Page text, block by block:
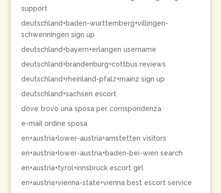
support
deutschland+baden-wurttemberg+villingen-
schwenningen sign up
deutschland+bayern+erlangen username
deutschland+brandenburg+cottbus reviews
deutschland+rheinland-pfalz+mainz sign up
deutschland+sachsen escort
dove trovo una sposa per corrispondenza
e-mail ordine sposa
en+austria+lower-austria+amstetten visitors
en+austria+lower-austria+baden-bei-wien search
en+austria+tyrol+innsbruck escort girl
en+austria+vienna-state+vienna best escort service